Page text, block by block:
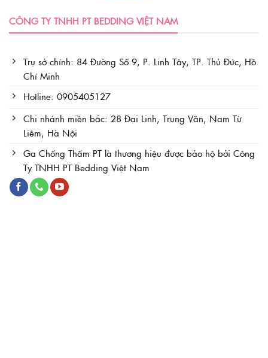
CÔNG TY TNHH PT BEDDING VIỆT NAM
Trụ sở chính: 84 Đường Số 9, P. Linh Tây, TP. Thủ Đức, Hồ
Chí Minh
Hotline: 0905405127
Chi nhánh miền bắc: 28 Đại Linh, Trung Văn, Nam Từ
Liêm, Hà Nội
Ga Chống Thấm PT là thương hiệu được bảo hộ bởi Công
Ty TNHH PT Bedding Việt Nam